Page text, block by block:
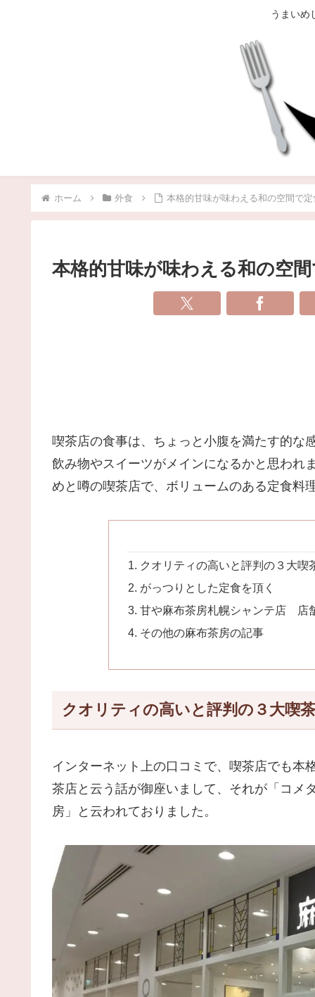
うまいめ
ホーム 外食 本格的甘味が味わえる和の空間で
本格的甘味が味わえる和の空
喫茶店の食事は、ちょっと小腹を満たす的な
飲み物やスイーツがメインになるかと思われ
めと噂の喫茶店で、ボリュームのある定食料
クオリティの高いと評判の３大喫
がっつりとした定食を頂く
甘や麻布茶房札幌シャンテ店 店
その他の麻布茶房の記事
クオリティの高いと評判の３大喫
インターネット上の口コミで、喫茶店でも本
茶店と云う話が御座いまして、それが「コ
房」と云われておりました。